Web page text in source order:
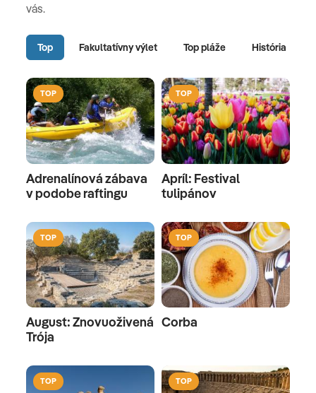
vás.
Top Fakultatívny výlet Top pláže História
TOP
Adrenalínová zábava
v podobe raftingu
TOP
Apríl: Festival
tulipánov
TOP
August: Znovuoživená
Trója
TOP
Corba
TOP TOP